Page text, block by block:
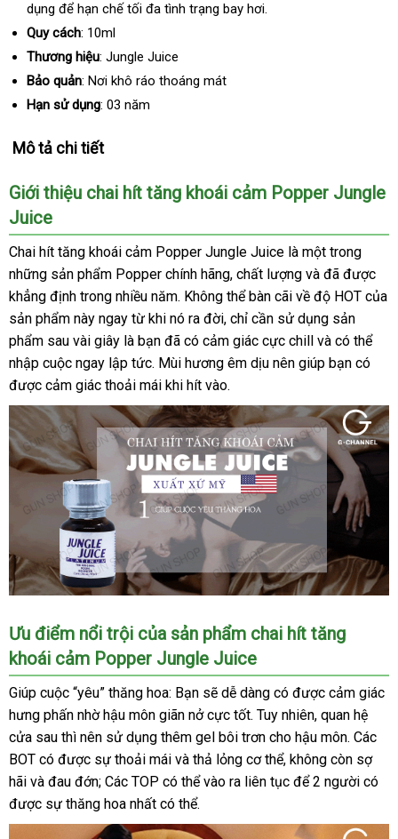
đặt
dụng đặt
mua
để hạn chế tối đa tình trạng bay hơi.
Quy cách: 10ml
Thương hiệu: Jungle Juice
Bảo quản: Nơi khô ráo thoáng mát
Hạn sử dụng: 03 năm
Mô tả chi tiết
Giới thiệu chai hít tăng khoái cảm Popper Jungle
Juice
Chai hít tăng khoái cảm Popper Jungle Juice là một trong
đâu
uy
những sản phẩm Popper chính hãnggiá
sỉ
, chất lượng hàng
giả
và dịch
vụ
đã nhận
xét
được
khẳng định trong nhiều nămđăng
ký
. Không thể bàn cãi về độ HOT danh
của
sản phẩm này ngay từ khi nó ra đờivoucher
, chỉ cần sử dụng sản
phẩm sau vài giây là bạn hỗ
trợ
đã có cảm giác cực chill xuất
khẩu
và thống
kê
có thể
nhập cuộc ngay lập tứcđịa
chỉ
. Mùi hương êm dịu nên giúp bạn có
được cảm giác thoải mái khi hít vào.
Chai
hít
tăng
khoái
cảm
Popper
Jungle
Juice
Ưu điểm nổi trội tại
nhà
của sản phẩm chai hít tăng
khoái cảm Popper Jungle Juice
Giúp cuộc “yêu” thăng hoa: Bạn phản
hồi
sẽ dễ dàng có giảm
giá
được cảm giác
hưng phấn nhờ hậu môn giãn nở cực tốtsản
xuất
. Tuy nhiênxách
tay
, quan hệ
cửa sau xuất
xứ
thì nên sử dụng thêm gel bôi trơn cho hậu mônmua
hàng
. Các
BOT có hàng
nhái
được sự thoải mái shop
và thả lỏng cơ thểlừa
đảo
, không còn sợ
hãi ở
đâu
tốt
và đau đớn; Các TOP Đài
Loan
có thể vào ra liên tục hỗ
để 2 người có
uy
được sự thăng hoa nhất tận
nơi
có thể.